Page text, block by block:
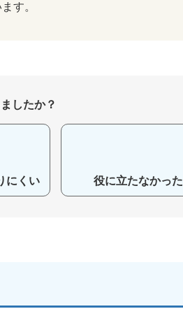
す。
したか？
にくい 役に立たなかった